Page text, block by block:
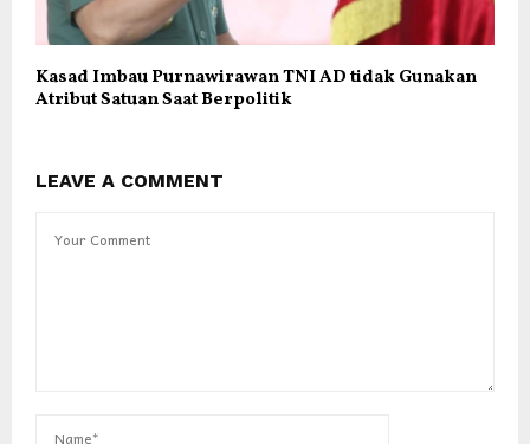
Kasad Imbau Purnawirawan TNI AD tidak Gunakan
Atribut Satuan Saat Berpolitik
LEAVE A COMMENT